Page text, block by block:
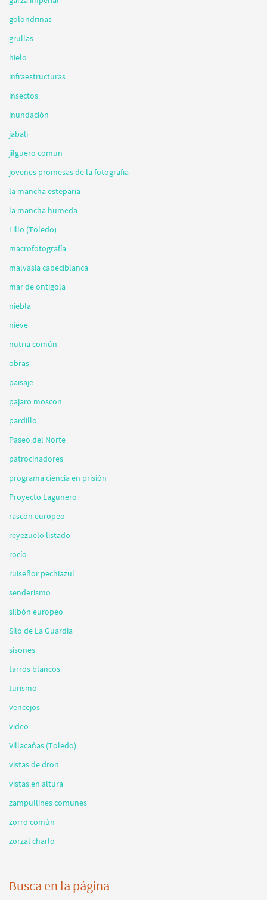
golondrinas
grullas
hielo
infraestructuras
insectos
inundación
jabalí
jilguero comun
jovenes promesas de la fotografia
la mancha esteparia
la mancha humeda
Lillo (Toledo)
macrofotografía
malvasia cabeciblanca
mar de ontígola
niebla
nieve
nutria común
obras
paisaje
pajaro moscon
pardillo
Paseo del Norte
patrocinadores
programa ciencia en prisión
Proyecto Lagunero
rascón europeo
reyezuelo listado
rocío
ruiseñor pechiazul
senderismo
silbón europeo
Silo de La Guardia
sisones
tarros blancos
turismo
vencejos
video
Villacañas (Toledo)
vistas de dron
vistas en altura
zampullines comunes
zorro común
zorzal charlo
Busca en la página